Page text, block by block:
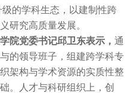
级的学科生态，以建制性跨
研究高质量发展。
院党委书记邱卫东表示， 通
的领导班子，组建跨学科专
架构与学术资源的实质性整
。人才与科研组织上，创